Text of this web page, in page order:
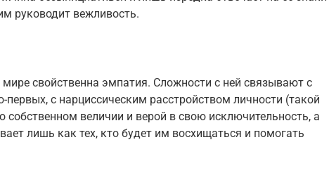
руководит вежливость.
свойственна эмпатия. Сложности с ней связывают с
с нарциссическим расстройством личности (такой
величии и верой в свою исключительность, а
лишь как тех, кто будет им восхищаться и помогать